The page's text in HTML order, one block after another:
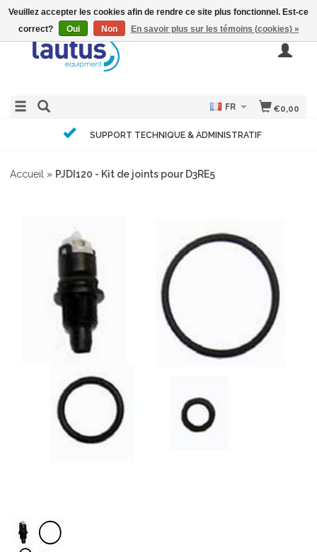
€0,00
FR
SUPPORT TECHNIQUE & ADMINISTRATIF
Accueil » PJDI120 - Kit de joints pour D3RE5
Veuillez accepter les cookies afin de rendre ce site plus fonctionnel. Est-ce
correct?
Oui Non En savoir plus sur les témoins (cookies) »